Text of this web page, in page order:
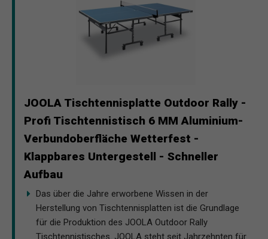
JOOLA Tischtennisplatte Outdoor Rally -
Profi Tischtennistisch 6 MM Aluminium-
Verbundoberfläche Wetterfest -
Klappbares Untergestell - Schneller
Aufbau
Das über die Jahre erworbene Wissen in der
Herstellung von Tischtennisplatten ist die Grundlage
für die Produktion des JOOLA Outdoor Rally
Tischtennistisches. JOOLA steht seit Jahrzehnten für